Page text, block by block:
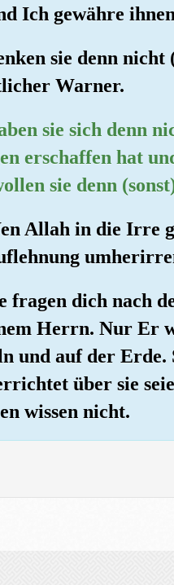
Ich gewähre
sie denn
Warner.
sie sich denn
erschaffen hat
sie denn
Allah in die Irre
fragen dich nach
Herrn. Nur Er
und auf der Erde.
über sie
wissen nicht.